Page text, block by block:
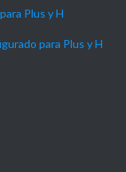
Plus y H
para Plus y H